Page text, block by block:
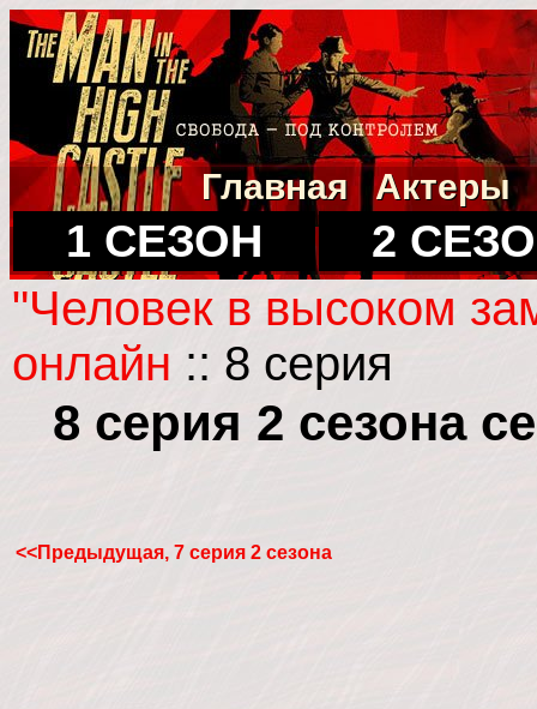
Главная Актеры
1 СЕЗОН 2
"Человек в высоком
онлайн :: 8 серия
8 серия 2 сезона
<<Предыдущая, 7 серия 2 сезона